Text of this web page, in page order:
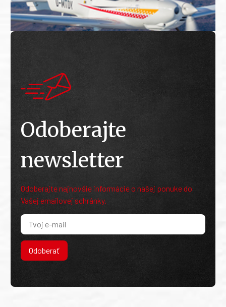
Odoberajte
newsletter
Odoberajte najnovšie informácie o našej ponuke do
Vašej emailovej schránky.
Odoberať